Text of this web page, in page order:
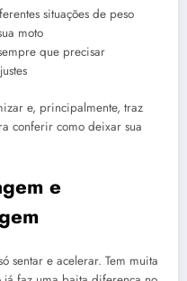
situações de peso
moto
que precisar
e, principalmente, traz
conferir como deixar sua
e
sentar e acelerar. Tem muita